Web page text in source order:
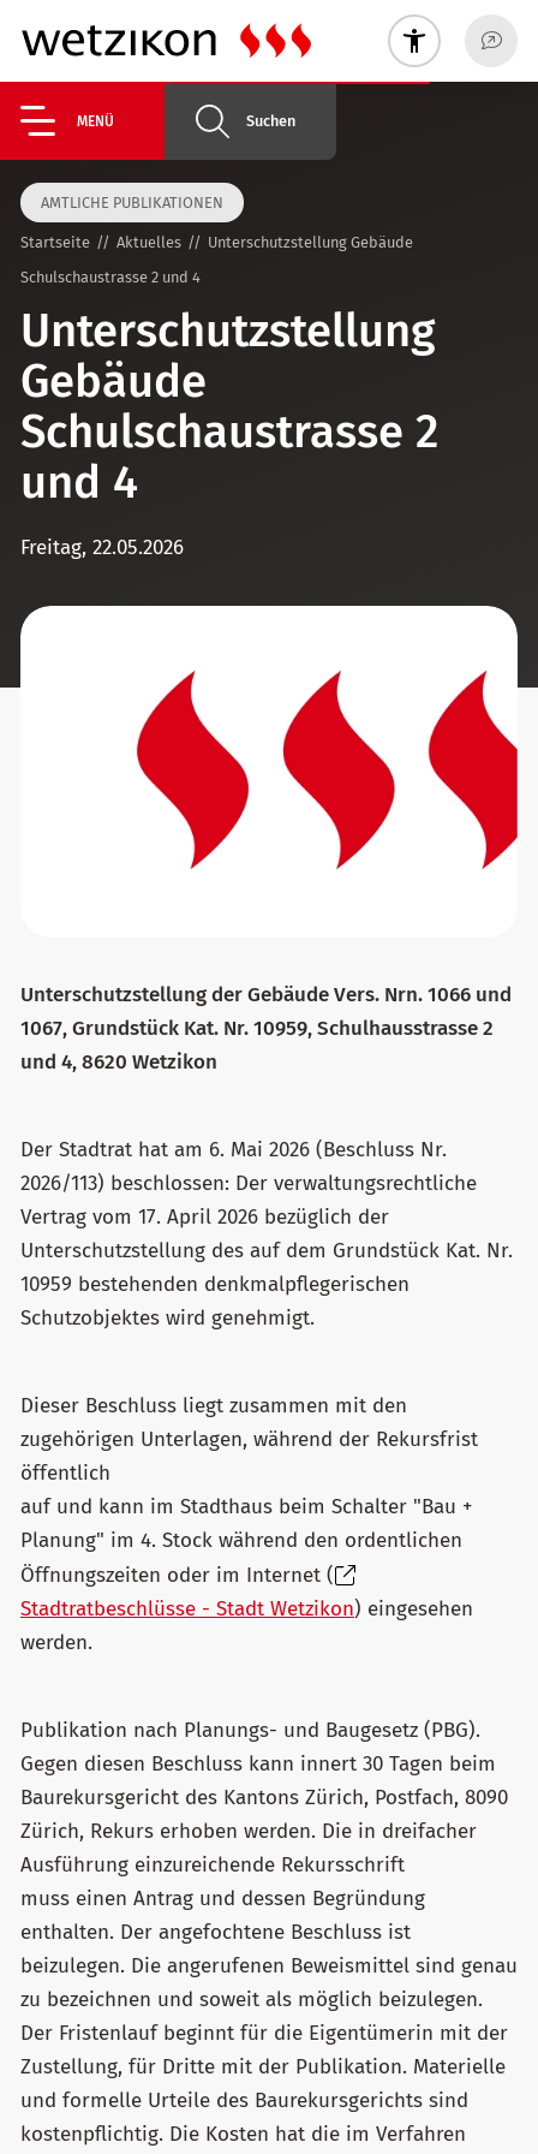
MENÜ Suchen
AMTLICHE PUBLIKATIONEN
Startseite Aktuelles
Unterschutzstellung Gebäude
Schulschaustrasse 2 und 4
Unterschutzstellung
Gebäude
Schulschaustrasse 2
und 4
Freitag, 22.05.2026
Unterschutzstellung der Gebäude Vers. Nrn. 1066 und
1067, Grundstück Kat. Nr. 10959, Schulhausstrasse 2
und 4, 8620 Wetzikon
Der Stadtrat hat am 6. Mai 2026 (Beschluss Nr.
2026/113) beschlossen: Der verwaltungsrechtliche
Vertrag vom 17. April 2026 bezüglich der
Unterschutzstellung des auf dem Grundstück Kat. Nr.
10959 bestehenden denkmalpflegerischen
Schutzobjektes wird genehmigt.
Dieser Beschluss liegt zusammen mit den
zugehörigen Unterlagen, während der Rekursfrist
öffentlich
auf und kann im Stadthaus beim Schalter "Bau +
Planung" im 4. Stock während den ordentlichen
Öffnungszeiten oder im Internet (
Stadtratbeschlüsse - Stadt Wetzikon) eingesehen
werden.
Publikation nach Planungs- und Baugesetz (PBG).
Gegen diesen Beschluss kann innert 30 Tagen beim
Baurekursgericht des Kantons Zürich, Postfach, 8090
Zürich, Rekurs erhoben werden. Die in dreifacher
Ausführung einzureichende Rekursschrift
muss einen Antrag und dessen Begründung
enthalten. Der angefochtene Beschluss ist
beizulegen. Die angerufenen Beweismittel sind genau
zu bezeichnen und soweit als möglich beizulegen.
Der Fristenlauf beginnt für die Eigentümerin mit der
Zustellung, für Dritte mit der Publikation. Materielle
und formelle Urteile des Baurekursgerichts sind
kostenpflichtig. Die Kosten hat die im Verfahren